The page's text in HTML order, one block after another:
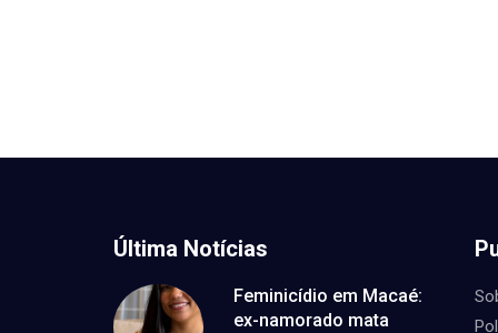
Última Notícias
Feminicídio em Macaé:
ex-namorado mata